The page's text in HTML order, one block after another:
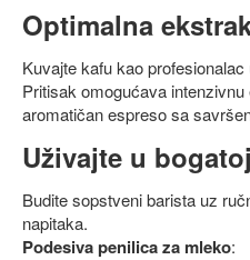
Optimalna
Kuvajte kafu kao
Pritisak omogućava
aromatičan espreso sa
Uživajte u
Budite sopstveni barista uz
napitaka.
Podesiva penilica za mleko: